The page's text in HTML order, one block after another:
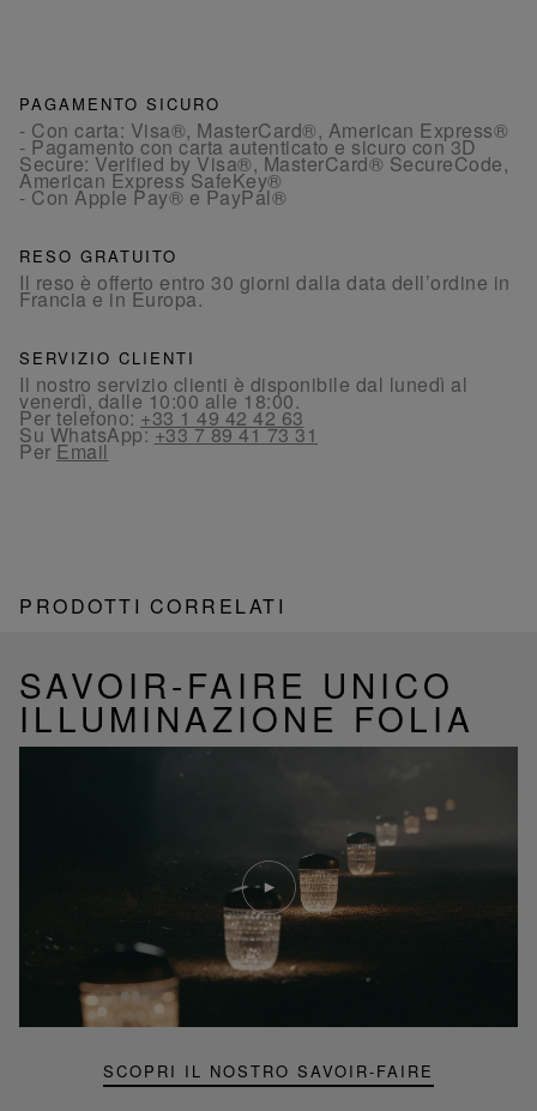
PAGAMENTO SICURO
- Con carta: Visa®, MasterCard®, American Express®
- Pagamento con carta autenticato e sicuro con 3D
Secure: Verified by Visa®, MasterCard® SecureCode,
American Express SafeKey®
- Con Apple Pay® e PayPal®
RESO GRATUITO
Il reso è offerto entro 30 giorni dalla data dell’ordine in
Francia e in Europa.
SERVIZIO CLIENTI
Il nostro servizio clienti è disponibile dal lunedì al
venerdì, dalle 10:00 alle 18:00.
Per telefono:+33 1 49 42 42 63
Su WhatsApp:+33 7 89 41 73 31
PerEmail
PRODOTTI CORRELATI
SAVOIR-FAIRE UNICO
ILLUMINAZIONE FOLIA
SCOPRI IL NOSTRO SAVOIR-FAIRE
Riproduci
video
Video
YouTube,
lampada
portatile
mini